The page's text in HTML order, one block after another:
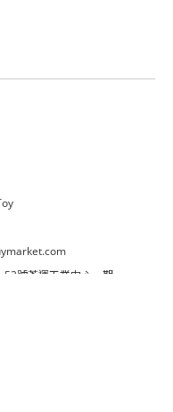
號荃運工業中心一期